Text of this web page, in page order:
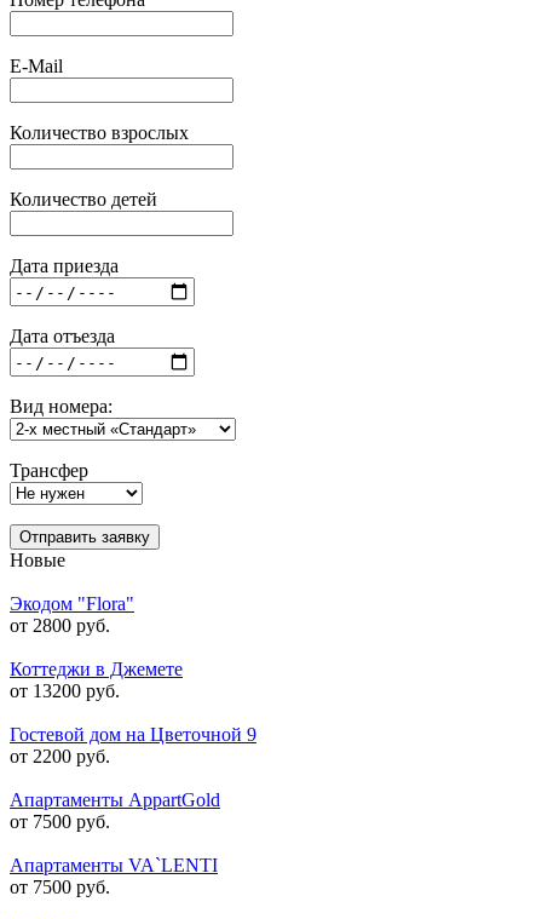
E-Mail
Количество взрослых
Количество детей
Дата приезда
Дата отъезда
Вид номера:
Трансфер
Отправить заявку
Новые
Экодом "Flora"
от 2800 руб.
Коттеджи в Джемете
от 13200 руб.
Гостевой дом на Цветочной 9
от 2200 руб.
Апартаменты AppartGold
от 7500 руб.
Апартаменты VA`LENTI
от 7500 руб.